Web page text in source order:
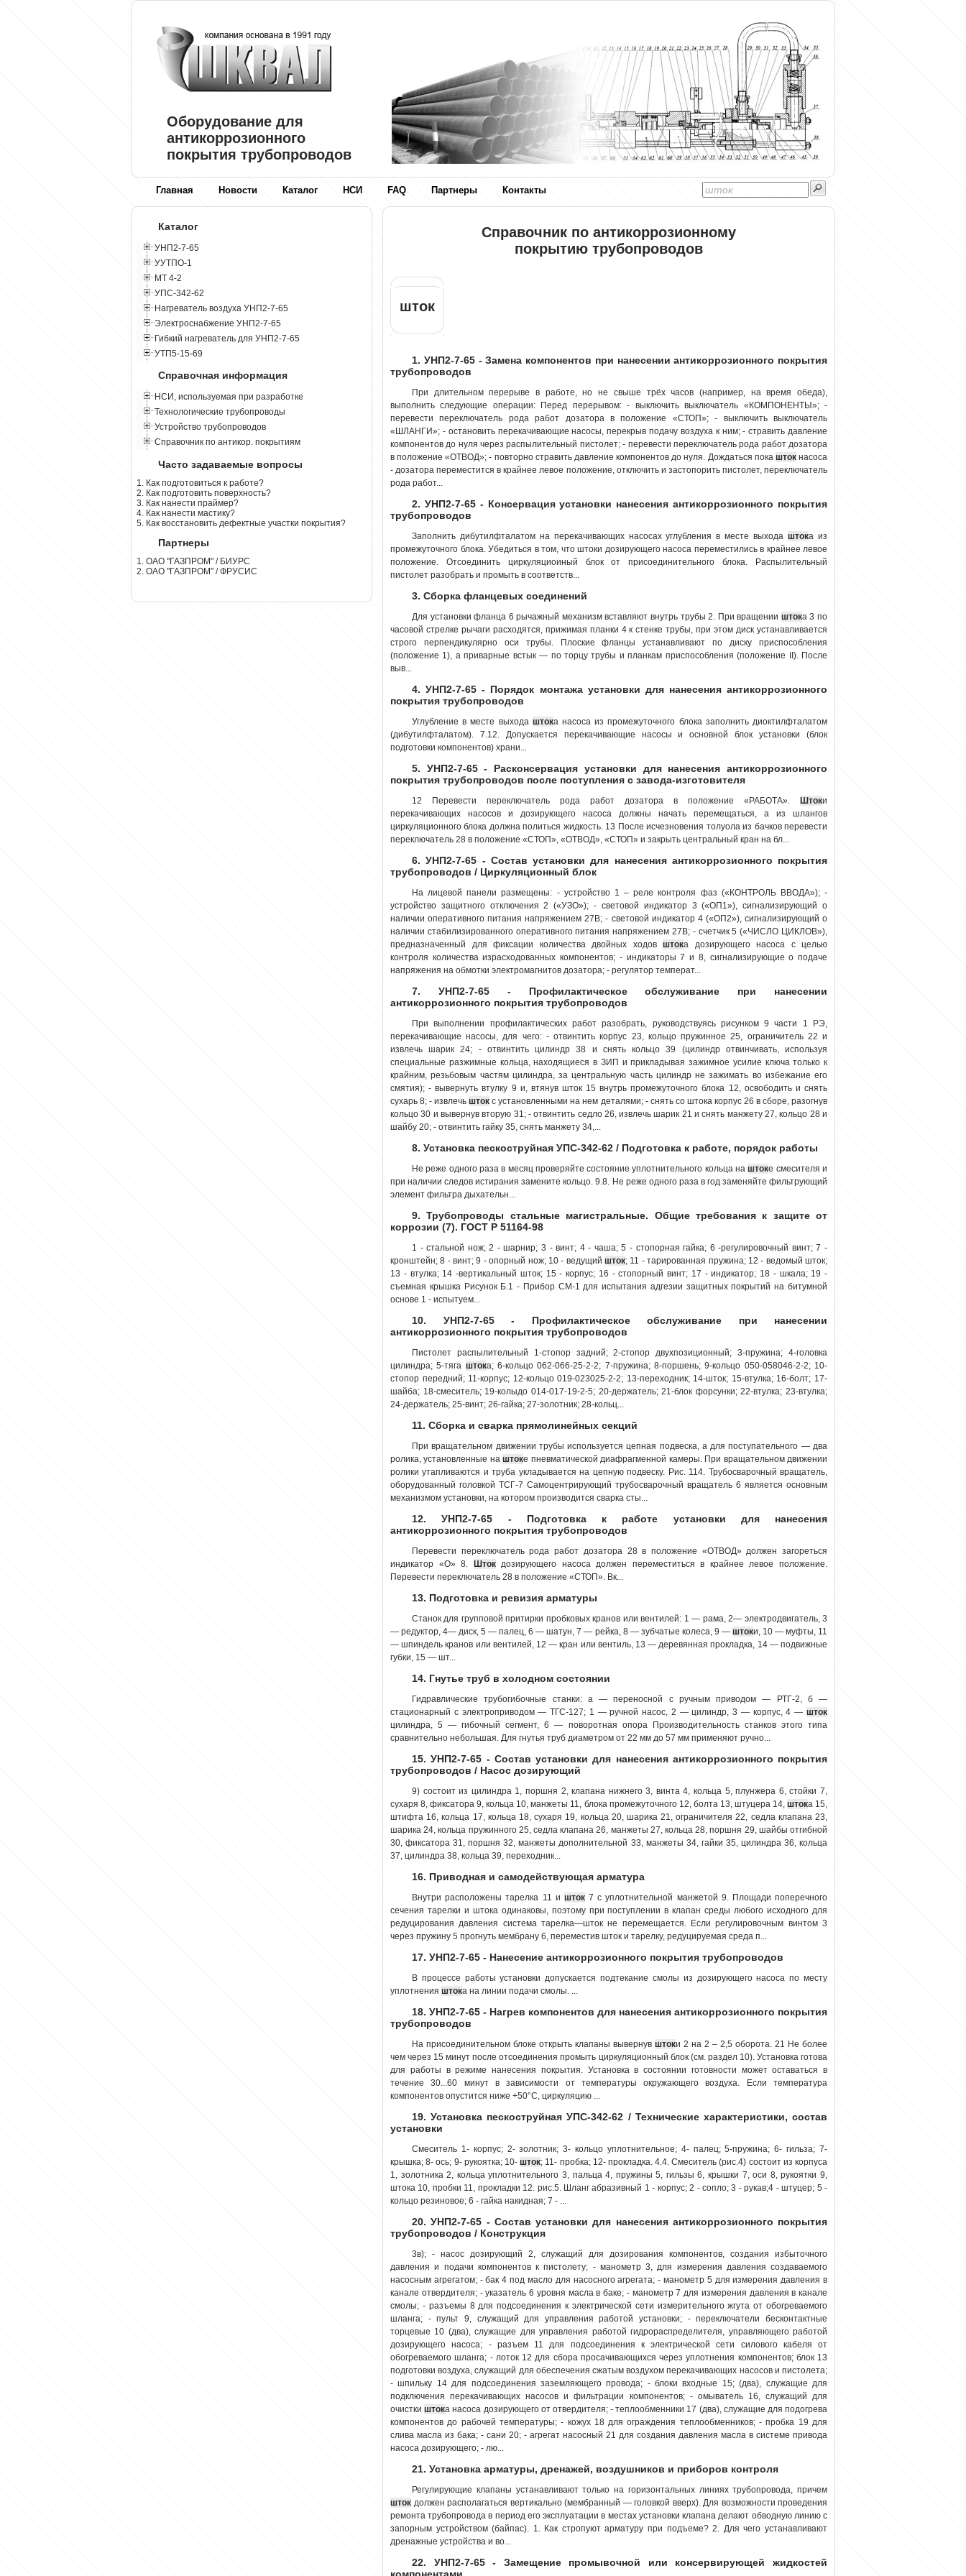
Оборудование для
антикоррозионного
покрытия трубопроводов
Главная Новости Каталог НСИ FAQ Партнеры Контакты
Справочник по антикоррозионному
покрытию трубопроводов
шток
1. УНП2-7-65 - Замена компонентов при нанесении антикоррозионного покрытия
трубопроводов
При длительном перерыве в работе, но не свыше трёх часов (например, на время обеда),
выполнить следующие операции: Перед перерывом: - выключить выключатель «КОМПОНЕНТЫ»; -
перевести переключатель рода работ дозатора в положение «СТОП»; - выключить выключатель
«ШЛАНГИ»; - остановить перекачивающие насосы, перекрыв подачу воздуха к ним; - стравить давление
компонентов до нуля через распылительный пистолет; - перевести переключатель рода работ дозатора
в положение «ОТВОД»; - повторно стравить давление компонентов до нуля. Дождаться пока штокнасоса
- дозатора переместится в крайнее левое положение, отключить и застопорить пистолет, переключатель
рода работ...
2. УНП2-7-65 - Консервация установки нанесения антикоррозионного покрытия
трубопроводов
Заполнить дибутилфталатом на перекачивающих насосах углубления в месте выходаштока из
промежуточного блока. Убедиться в том, что штоки дозирующего насоса переместились в крайнее левое
положение. Отсоединить циркуляциоиный блок от присоединительного блока. Распылительный
пистолет разобрать и промыть в соответств...
3. Сборка фланцевых соединений
Для установки фланца 6 рычажный механизм вставляют внутрь трубы 2. При вращении штока 3 по
часовой стрелке рычаги расходятся, прижимая планки 4 к стенке трубы, при этом диск устанавливается
строго перпендикулярно оси трубы. Плоские фланцы устанавливают по диску приспособления
(положение 1), а приварные встык — по торцу трубы и планкам приспособления (положение II). После
выв...
4. УНП2-7-65 - Порядок монтажа установки для нанесения антикоррозионного
покрытия трубопроводов
Углубление в месте выхода штока насоса из промежуточного блока заполнить диоктилфталатом
(дибутилфталатом). 7.12. Допускается перекачивающие насосы и основной блок установки (блок
подготовки компонентов) храни...
5. УНП2-7-65 - Расконсервация установки для нанесения антикоррозионного
покрытия трубопроводов после поступления с завода-изготовителя
12 Перевести переключатель рода работ дозатора в положение «РАБОТА». Штоки
перекачивающих насосов и дозирующего насоса должны начать перемещаться, а из шлангов
циркуляционного блока должна политься жидкость. 13 После исчезновения толуола из бачков перевести
переключатель 28 в положение «СТОП», «ОТВОД», «СТОП» и закрыть центральный кран на бл...
6. УНП2-7-65 - Состав установки для нанесения антикоррозионного покрытия
трубопроводов / Циркуляционный блок
На лицевой панели размещены: - устройство 1 – реле контроля фаз («КОНТРОЛЬ ВВОДА»); -
устройство защитного отключения 2 («УЗО»); - световой индикатор 3 («ОП1»), сигнализирующий о
наличии оперативного питания напряжением 27В; - световой индикатор 4 («ОП2»), сигнализирующий о
наличии стабилизированного оперативного питания напряжением 27В; - счетчик 5 («ЧИСЛО ЦИКЛОВ»),
предназначенный для фиксации количества двойных ходов штока дозирующего насоса с целью
контроля количества израсходованных компонентов; - индикаторы 7 и 8, сигнализирующие о подаче
напряжения на обмотки электромагнитов дозатора; - регулятор температ...
7. УНП2-7-65 - Профилактическое обслуживание при нанесении
антикоррозионного покрытия трубопроводов
При выполнении профилактических работ разобрать, руководствуясь рисунком 9 части 1 РЭ,
перекачивающие насосы, для чего: - отвинтить корпус 23, кольцо пружинное 25, ограничитель 22 и
извлечь шарик 24; - отвинтить цилиндр 38 и снять кольцо 39 (цилиндр отвинчивать, используя
специальные разжимные кольца, находящиеся в ЗИП и прикладывая зажимное усилие ключа только к
крайним, резьбовым частям цилиндра, за центральную часть цилиндр не зажимать во избежание его
смятия); - вывернуть втулку 9 и, втянув шток 15 внутрь промежуточного блока 12, освободить и снять
сухарь 8; - извлечьшток с установленными на нем деталями; - снять со штока корпус 26 в сборе, разогнув
кольцо 30 и вывернув вторую 31; - отвинтить седло 26, извлечь шарик 21 и снять манжету 27, кольцо 28 и
шайбу 20; - отвинтить гайку 35, снять манжету 34,...
8. Установка пескоструйная УПС-342-62 / Подготовка к работе, порядок работы
Не реже одного раза в месяц проверяйте состояние уплотнительного кольца наштоке смесителя и
при наличии следов истирания замените кольцо. 9.8. Не реже одного раза в год заменяйте фильтрующий
элемент фильтра дыхательн...
9. Трубопроводы стальные магистральные. Общие требования к защите от
коррозии (7). ГОСТ Р 51164-98
1 - стальной нож; 2 - шарнир; 3 - винт; 4 - чаша; 5 - стопорная гайка; 6 -регулировочный винт; 7 -
кронштейн; 8 - винт; 9 - опорный нож; 10 - ведущийшток; 11 - тарированная пружина; 12 - ведомый шток;
13 - втулка; 14 -вертикальный шток; 15 - корпус; 16 - стопорный винт; 17 - индикатор; 18 - шкала; 19 -
съемная крышка Рисунок Б.1 - Прибор СМ-1 для испытания адгезии защитных покрытий на битумной
основе 1 - испытуем...
10. УНП2-7-65 - Профилактическое обслуживание при нанесении
антикоррозионного покрытия трубопроводов
Пистолет распылительный 1-стопор задний; 2-стопор двухпозиционный; 3-пружина; 4-головка
цилиндра; 5-тяга штока; 6-кольцо 062-066-25-2-2; 7-пружина; 8-поршень; 9-кольцо 050-058046-2-2; 10-
стопор передний; 11-корпус; 12-кольцо 019-023025-2-2; 13-переходник; 14-шток; 15-втулка; 16-болт; 17-
шайба; 18-смеситель; 19-колыдо 014-017-19-2-5; 20-держатель; 21-блок форсунки; 22-втулка; 23-втулка;
24-держатель; 25-винт; 26-гайка; 27-золотник; 28-кольц...
11. Сборка и сварка прямолинейных секций
При вращательном движении трубы используется цепная подвеска, а для поступательного — два
ролика, установленные наштоке пневматической диафрагменной камеры. При вращательном движении
ролики утапливаются и труба укладывается на цепную подвеску. Рис. 114. Трубосварочный вращатель,
оборудованный головкой ТСГ-7 Самоцентрирующий трубосварочный вращатель 6 является основным
механизмом установки, на котором производится сварка сты...
12. УНП2-7-65 - Подготовка к работе установки для нанесения
антикоррозионного покрытия трубопроводов
Перевести переключатель рода работ дозатора 28 в положение «ОТВОД» должен загореться
индикатор «О» 8. Штокдозирующего насоса должен переместиться в крайнее левое положение.
Перевести переключатель 28 в положение «СТОП». Вк...
13. Подготовка и ревизия арматуры
Станок для групповой притирки пробковых кранов или вентилей: 1 — рама, 2— электродвигатель, 3
— редуктор, 4— диск, 5 — палец, 6 — шатун, 7 — рейка, 8 — зубчатые колеса, 9 — штоки, 10 — муфты, 11
— шпиндель кранов или вентилей, 12 — кран или вентиль, 13 — деревянная прокладка, 14 — подвижные
губки, 15 — шт...
14. Гнутье труб в холодном состоянии
Гидравлические трубогибочные станки: а — переносной с ручным приводом — РТГ-2, б —
стационарный с электроприводом — ТГС-127; 1 — ручной насос, 2 — цилиндр, 3 — корпус, 4 — шток
цилиндра, 5 — гибочный сегмент, 6 — поворотная опора Производительность станков этого типа
сравнительно небольшая. Для гнутья труб диаметром от 22 мм до 57 мм применяют ручно...
15. УНП2-7-65 - Состав установки для нанесения антикоррозионного покрытия
трубопроводов / Насос дозирующий
9) состоит из цилиндра 1, поршня 2, клапана нижнего 3, винта 4, кольца 5, плунжера 6, стойки 7,
сухаря 8, фиксатора 9, кольца 10, манжеты 11, блока промежуточного 12, болта 13, штуцера 14, штока 15,
штифта 16, кольца 17, кольца 18, сухаря 19, кольца 20, шарика 21, ограничителя 22, седла клапана 23,
шарика 24, кольца пружинного 25, седла клапана 26, манжеты 27, кольца 28, поршня 29, шайбы отгибной
30, фиксатора 31, поршня 32, манжеты дополнительной 33, манжеты 34, гайки 35, цилиндра 36, кольца
37, цилиндра 38, кольца 39, переходник...
16. Приводная и самодействующая арматура
Внутри расположены тарелка 11 и шток7 с уплотнительной манжетой 9. Площади поперечного
сечения тарелки и штока одинаковы, поэтому при поступлении в клапан среды любого исходного для
редуцирования давления система тарелка—шток не перемещается. Если регулировочным винтом 3
через пружину 5 прогнуть мембрану 6, переместив шток и тарелку, редуцируемая среда п...
17. УНП2-7-65 - Нанесение антикоррозионного покрытия трубопроводов
В процессе работы установки допускается подтекание смолы из дозирующего насоса по месту
уплотнения штока на линии подачи смолы. ...
18. УНП2-7-65 - Нагрев компонентов для нанесения антикоррозионного покрытия
трубопроводов
На присоединительном блоке открыть клапаны вывернув штоки 2 на 2 – 2,5 оборота. 21 Не более
чем через 15 минут после отсоединения промыть циркуляционный блок (см. раздел 10). Установка готова
для работы в режиме нанесения покрытия. Установка в состоянии готовности может оставаться в
течение 30...60 минут в зависимости от температуры окружающего воздуха. Если температура
компонентов опустится ниже +50°С, циркуляцию ...
19. Установка пескоструйная УПС-342-62 / Технические характеристики, состав
установки
Смеситель 1- корпус; 2- золотник; 3- кольцо уплотнительное; 4- палец; 5-пружина; 6- гильза; 7-
крышка; 8- ось; 9- рукоятка; 10-шток; 11- пробка; 12- прокладка. 4.4. Смеситель (рис.4) состоит из корпуса
1, золотника 2, кольца уплотнительного 3, пальца 4, пружины 5, гильзы 6, крышки 7, оси 8, рукоятки 9,
штока 10, пробки 11, прокладки 12. рис.5. Шланг абразивный 1 - корпус; 2 - сопло; 3 - рукав;4 - штуцер; 5 -
кольцо резиновое; 6 - гайка накидная; 7 - ...
20. УНП2-7-65 - Состав установки для нанесения антикоррозионного покрытия
трубопроводов / Конструкция
3в); - насос дозирующий 2, служащий для дозирования компонентов, создания избыточного
давления и подачи компонентов к пистолету; - манометр 3, для измерения давления создаваемого
насосным агрегатом; - бак 4 под масло для насосного агрегата; - манометр 5 для измерения давления в
канале отвердителя; - указатель 6 уровня масла в баке; - манометр 7 для измерения давления в канале
смолы; - разъемы 8 для подсоединения к электрической сети измерительного жгута от обогреваемого
шланга; - пульт 9, служащий для управления работой установки; - переключатели бесконтактные
торцевые 10 (два), служащие для управления работой гидрораспределителя, управляющего работой
дозирующего насоса; - разъем 11 для подсоединения к электрической сети силового кабеля от
обогреваемого шланга; - лоток 12 для сбора просачивающихся через уплотнения компонентов; блок 13
подготовки воздуха, служащий для обеспечения сжатым воздухом перекачивающих насосов и пистолета;
- шпильку 14 для подсоединения заземляющего провода; - блоки входные 15; (два), служащие для
подключения перекачивающих насосов и фильтрации компонентов; - омыватель 16, служащий для
очисткиштока насоса дозирующего от отвердителя; - теплообменники 17 (два), служащие для подогрева
компонентов до рабочей температуры; - кожух 18 для ограждения теплообменников; - пробка 19 для
слива масла из бака; - сани 20; - агрегат насосный 21 для создания давления масла в системе привода
насоса дозирующего; - лю...
21. Установка арматуры, дренажей, воздушников и приборов контроля
Регулирующие клапаны устанавливают только на горизонтальных линиях трубопровода, причем
шток должен располагаться вертикально (мембранный — головкой вверх). Для возможности проведения
ремонта трубопровода в период его эксплуатации в местах установки клапана делают обводную линию с
запорным устройством (байпас). 1. Как стропуют арматуру при подъеме? 2. Для чего устанавливают
дренажные устройства и во...
22. УНП2-7-65 - Замещение промывочной или консервирующей жидкостей
Каталог
УНП2-7-65
УУТПО-1
МТ 4-2
УПС-342-62
Нагреватель воздуха УНП2-7-65
Электроснабжение УНП2-7-65
Гибкий нагреватель для УНП2-7-65
УТП5-15-69
Справочная информация
НСИ, используемая при разработке
Технологические трубопроводы
Устройство трубопроводов
Справочник по антикор. покрытиям
Часто задаваемые вопросы
1. Как подготовиться к работе?
2. Как подготовить поверхность?
3. Как нанести праймер?
4. Как нанести мастику?
5. Как восстановить дефектные участки покрытия?
Партнеры
1. ОАО "ГАЗПРОМ" / БИУРС
2. ОАО "ГАЗПРОМ" / ФРУСИС